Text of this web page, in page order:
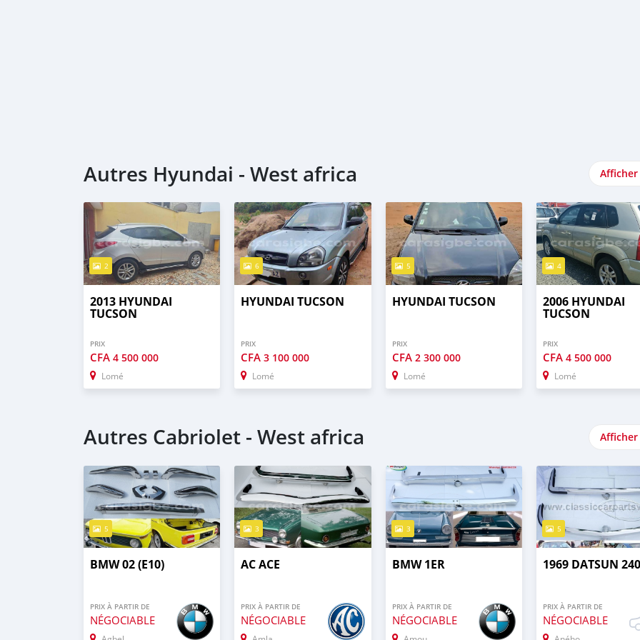
Autres Hyundai - West africa
2
2013 HYUNDAI
TUCSON
PRIX
CFA 4 500 000
Lomé
6
HYUNDAI TUCSON
PRIX
CFA3 100 000
Lomé
5
HYUNDAI TUCSON
PRIX
CFA 2 300 000
Lomé
4
2006 HYUNDAI
TUCSON
PRIX
CFA 4 500 000
Lomé
Autres Cabriolet - West africa
5
BMW 02 (E10)
PRIX À PARTIR DE
NÉGOCIABLE
3
AC ACE
PRIX À PARTIR DE
NÉGOCIABLE
3
BMW 1ER
PRIX À PARTIR DE
NÉGOCIABLE
5
1969 DATSUN
PRIX À PARTIR DE
NÉGOCIABLE